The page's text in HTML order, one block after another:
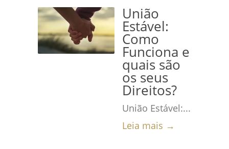
União
Estável:
Como
Funciona e
quais são
os seus
Direitos?
União Estável:...
Leia mais →